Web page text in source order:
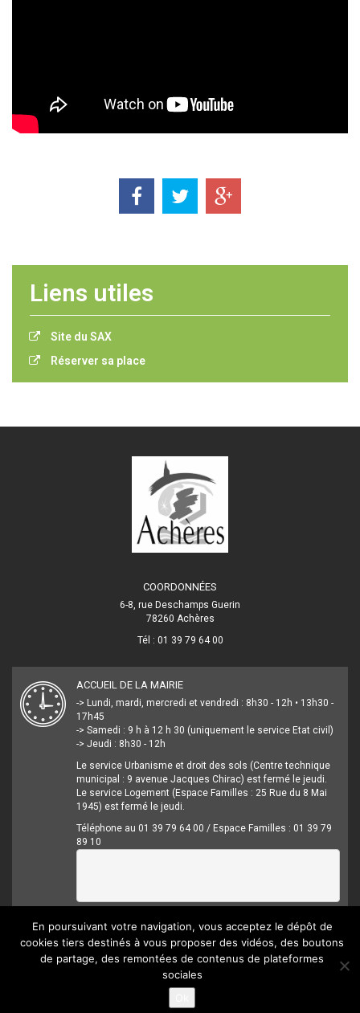
Liens utiles
Site du SAX
Réserver sa place
COORDONNÉES
6-8, rue Deschamps Guerin
78260 Achères
Tél : 01 39 79 64 00
ACCUEIL DE LA MAIRIE
-> Lundi, mardi, mercredi et vendredi : 8h30 - 12h • 13h30 -
17h45
-> Samedi : 9 h à 12 h 30 (uniquement le service Etat civil)
-> Jeudi : 8h30 - 12h
Le service Urbanisme et droit des sols (Centre technique
municipal : 9 avenue Jacques Chirac) est fermé le jeudi.
Le service Logement (Espace Familles : 25 Rue du 8 Mai
1945) est fermé le jeudi.
Téléphone au 01 39 79 64 00 / Espace Familles : 01 39 79
89 10
Crédits
En poursuivant votre navigation, vous acceptez le dépôt de
cookies tiers destinés à vous proposer des vidéos, des boutons
de partage, des remontées de contenus de plateformes
sociales